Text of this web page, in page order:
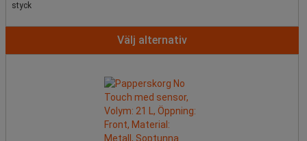
styck
Välj alternativ